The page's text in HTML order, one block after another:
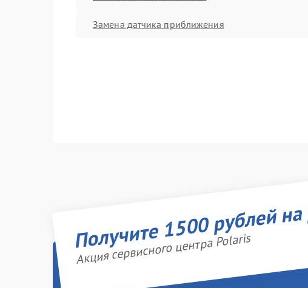
Замена датчика приближения
Получите 1500 рублей
Акция сервисного центра Polaris